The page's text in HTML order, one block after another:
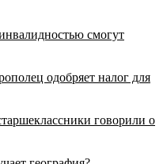
смогут
одобряет налог для
говорили о